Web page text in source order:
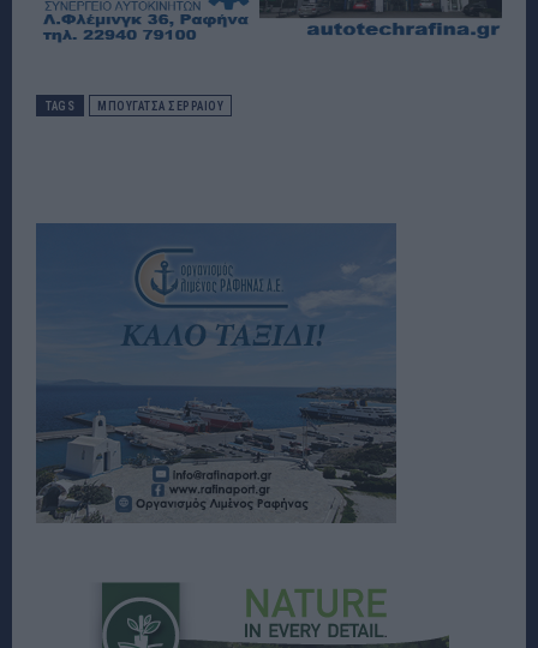
TAGS ΜΠΟΥΓΑΤΣΑ ΣΕΡΡΑΙΟΥ